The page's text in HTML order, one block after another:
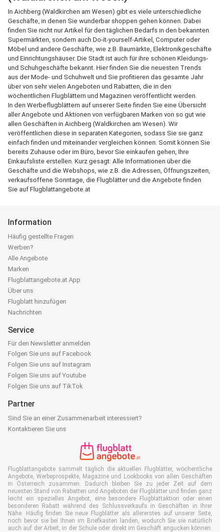
In Aichberg (Waldkirchen am Wesen) gibt es viele unterschiedliche
Geschäfte, in denen Sie wunderbar shoppen gehen können. Dabei
finden Sie nicht nur Artikel für den täglichen Bedarfs in den bekannten
Supermärkten, sondern auch Do-it-yourself-Artikel, Computer oder
Möbel und andere Geschäfte, wie z.B. Baumärkte, Elektronikgeschäfte
und Einrichtungshäuser. Die Stadt ist auch für ihre schönen Kleidungs-
und Schuhgeschäfte bekannt. Hier finden Sie die neuesten Trends
aus der Mode- und Schuhwelt und Sie profitieren das gesamte Jahr
über von sehr vielen Angeboten und Rabatten, die in den
wöchentlichen Flugblättern und Magazinen veröffentlicht werden.
In den Werbeflugblättern auf unserer Seite finden Sie eine Übersicht
aller Angebote und Aktionen von verfügbaren Marken von so gut wie
allen Geschäften in Aichberg (Waldkirchen am Wesen). Wir
veröffentlichen diese in separaten Kategorien, sodass Sie sie ganz
einfach finden und miteinander vergleichen können. Somit können Sie
bereits Zuhause oder im Büro, bevor Sie einkaufen gehen, Ihre
Einkaufsliste erstellen. Kurz gesagt: Alle Informationen über die
Geschäfte und die Webshops, wie z.B. die Adressen, Öffnungszeiten,
verkaufsoffene Sonntage, die Flugblätter und die Angebote finden
Sie auf Flugblattangebote.at
Information
Häufig gestellte Fragen
Werben?
Alle Angebote
Marken
Flugblattangebote.at App
Über uns
Flugblatt hinzufügen
Nachrichten
Service
Für den Newsletter anmelden
Folgen Sie uns auf Facebook
Folgen Sie uns auf Instagram
Folgen Sie uns auf Youtube
Folgen Sie uns auf TikTok
Partner
Sind Sie an einer Zusammenarbeit interessiert?
Kontaktieren Sie uns
Flugblattangebote sammelt täglich die aktuellen Flugblätter, wöchentliche
Angebote, Werbeprospekte, Magazine und Lookbooks von allen Geschäften
in Österreich zusammen. Dadurch bleiben Sie zu jeder Zeit auf dem
neuesten Stand von Rabatten und Angeboten der Flugblätter und finden ganz
leicht ein spezielles Angebot, eine besondere Flugblattaktion oder einen
besonderen Rabatt während des Schlussverkaufs in Geschäften in Ihrer
Nähe. Häufig finden Sie neue Flugblätter als allererstes auf unserer Seite,
noch bevor sie bei Ihnen im Briefkasten landen, wodurch Sie sie natürlich
auch auf der Arbeit, in der Schule oder direkt im Geschäft angucken können.